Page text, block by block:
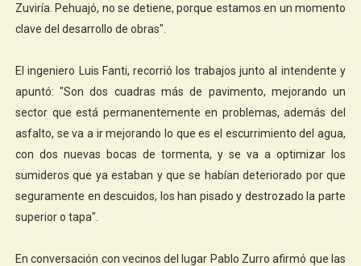
Zuviría. Pehuajó, no se detiene, porque estamos en un momento
clave del desarrollo de obras".
El ingeniero Luis Fanti, recorrió los trabajos junto al intendente y
apuntó: "Son dos cuadras más de pavimento, mejorando un
sector que está permanentemente en problemas, además del
asfalto, se va a ir mejorando lo que es el escurrimiento del agua,
con dos nuevas bocas de tormenta, y se va a optimizar los
sumideros que ya estaban y que se habían deteriorado por que
seguramente en descuidos, los han pisado y destrozado la parte
superior o tapa".
En conversación con vecinos del lugar Pablo Zurro afirmó que las